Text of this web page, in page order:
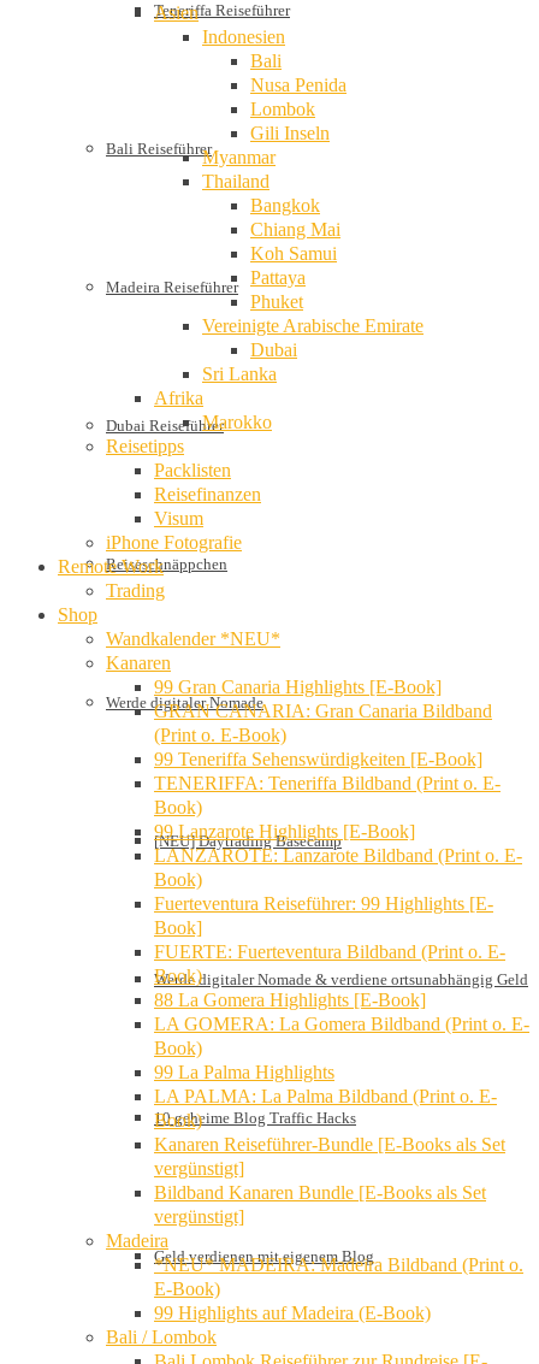
Teneriffa Reiseführer
Bali Reiseführer
Madeira Reiseführer
Dubai Reiseführer
Reiseschnäppchen
Werde digitaler Nomade
[NEU] Daytrading Basecamp
Werde digitaler Nomade & verdiene ortsunabhängig Geld
10 geheime Blog Traffic Hacks
Geld verdienen mit eigenem Blog
Asien
Indonesien
Bali
Nusa Penida
Lombok
Gili Inseln
Myanmar
Thailand
Bangkok
Chiang Mai
Koh Samui
Pattaya
Phuket
Vereinigte Arabische Emirate
Dubai
Sri Lanka
Afrika
Marokko
Reisetipps
Packlisten
Reisefinanzen
Visum
iPhone Fotografie
Remote Work
Trading
Shop
Wandkalender *NEU*
Kanaren
99 Gran Canaria Highlights [E-Book]
GRAN CANARIA: Gran Canaria Bildband
(Print o. E-Book)
99 Teneriffa Sehenswürdigkeiten [E-Book]
TENERIFFA: Teneriffa Bildband (Print o. E-
Book)
99 Lanzarote Highlights [E-Book]
LANZAROTE: Lanzarote Bildband (Print o. E-
Book)
Fuerteventura Reiseführer: 99 Highlights [E-
Book]
FUERTE: Fuerteventura Bildband (Print o. E-
Book)
88 La Gomera Highlights [E-Book]
LA GOMERA: La Gomera Bildband (Print o. E-
Book)
99 La Palma Highlights
LA PALMA: La Palma Bildband (Print o. E-
Book)
Kanaren Reiseführer-Bundle [E-Books als Set
vergünstigt]
Bildband Kanaren Bundle [E-Books als Set
vergünstigt]
Madeira
*NEU* MADEIRA: Madeira Bildband (Print o.
E-Book)
99 Highlights auf Madeira (E-Book)
Bali / Lombok